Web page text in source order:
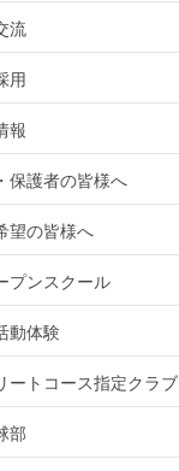
流
用
報
保護者の皆様へ
望の皆様へ
プンスクール
動体験
ートコース指定クラブ
部